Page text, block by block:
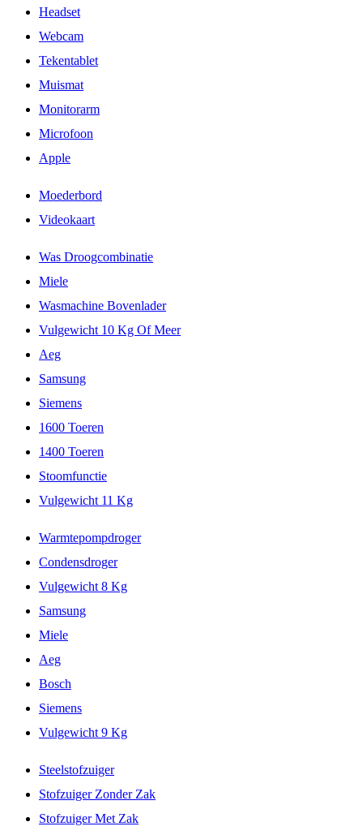
Headset
Webcam
Tekentablet
Muismat
Monitorarm
Microfoon
Apple
Moederbord
Videokaart
Was Droogcombinatie
Miele
Wasmachine Bovenlader
Vulgewicht 10 Kg Of Meer
Aeg
Samsung
Siemens
1600 Toeren
1400 Toeren
Stoomfunctie
Vulgewicht 11 Kg
Warmtepompdroger
Condensdroger
Vulgewicht 8 Kg
Samsung
Miele
Aeg
Bosch
Siemens
Vulgewicht 9 Kg
Steelstofzuiger
Stofzuiger Zonder Zak
Stofzuiger Met Zak